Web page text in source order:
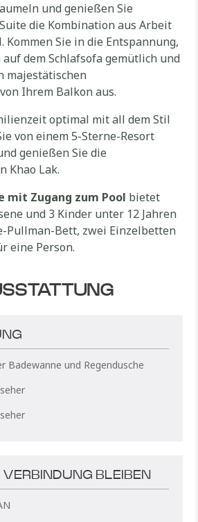
und genießen Sie
die Kombination aus Arbeit
Sie in die Entspannung,
auf dem Schlafsofa gemütlich und
majestätischen
Ihrem Balkon aus.
optimal mit all dem Stil
von einem 5-Sterne-Resort
genießen Sie die
Khao Lak.
mit Zugang zum Pool bietet
und 3 Kinder unter 12 Jahren
Pullman-Bett, zwei Einzelbetten
eine Person.
Badewanne und Regendusche
BLEIBEN